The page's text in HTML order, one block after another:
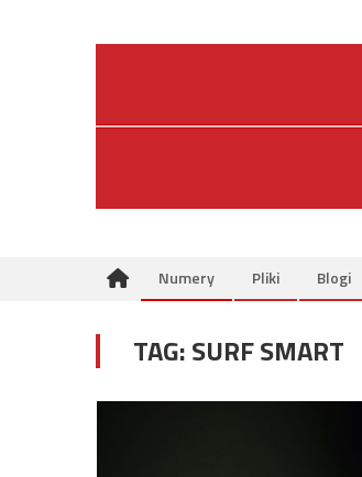
Numery Pliki Blogi
TAG:SURF SMART